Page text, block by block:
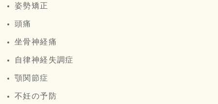
姿勢矯正
頭痛
坐骨神経痛
自律神経失調症
顎関節症
不妊の予防